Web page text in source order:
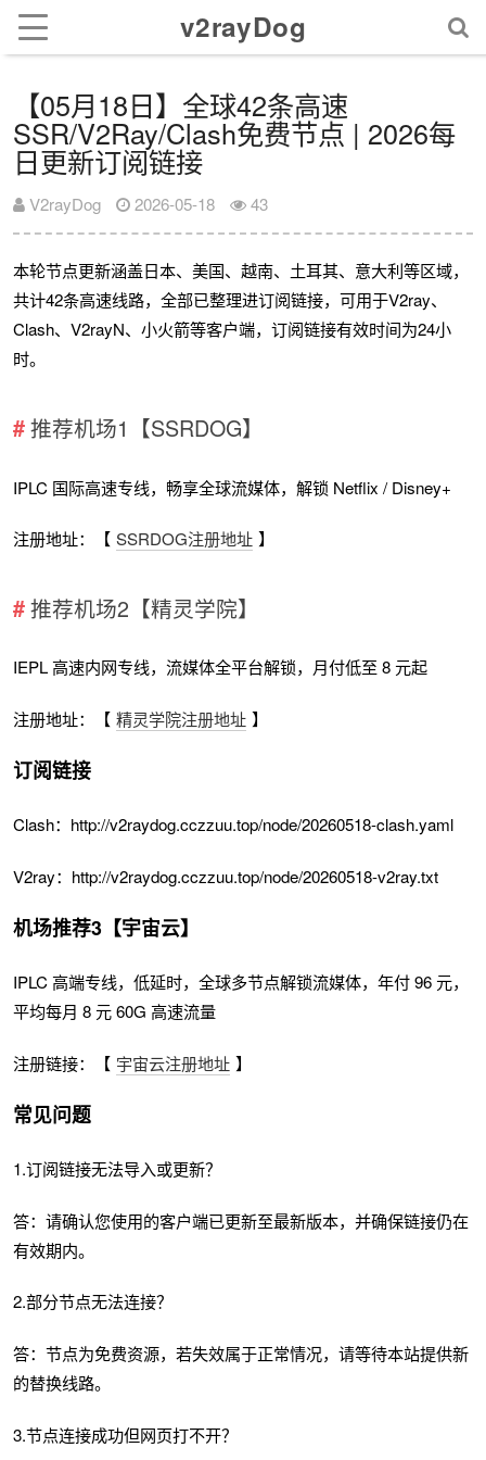
v2rayDog
【05月18日】全球42条高速
SSR/V2Ray/Clash免费节点 | 2026每
日更新订阅链接
V2rayDog 2026-05-18 43
本轮节点更新涵盖日本、美国、越南、土耳其、意大利等区域，
共计42条高速线路，全部已整理进订阅链接，可用于V2ray、
Clash、V2rayN、小火箭等客户端，订阅链接有效时间为24小
时。
推荐机场1【SSRDOG】
IPLC 国际高速专线，畅享全球流媒体，解锁 Netflix / Disney+
注册地址：【 SSRDOG注册地址 】
推荐机场2【精灵学院】
IEPL 高速内网专线，流媒体全平台解锁，月付低至 8 元起
注册地址：【 精灵学院注册地址 】
订阅链接
Clash：http://v2raydog.cczzuu.top/node/20260518-clash.yaml
V2ray：http://v2raydog.cczzuu.top/node/20260518-v2ray.txt
机场推荐3【宇宙云】
IPLC 高端专线，低延时，全球多节点解锁流媒体，年付 96 元，
平均每月 8 元 60G 高速流量
注册链接：【 宇宙云注册地址 】
常见问题
1.订阅链接无法导入或更新？
答：请确认您使用的客户端已更新至最新版本，并确保链接仍在
有效期内。
2.部分节点无法连接？
答：节点为免费资源，若失效属于正常情况，请等待本站提供新
的替换线路。
3.节点连接成功但网页打不开？